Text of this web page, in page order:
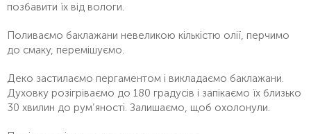
позбавити їх від вологи.
Поливаємо баклажани невеликою кількістю олії, перчимо
до смаку, перемішуємо.
Деко застилаємо пергаментом і викладаємо баклажани.
Духовку розігріваємо до 180 градусів і запікаємо їх близько
30 хвилин до рум’яності. Залишаємо, щоб охолонули.